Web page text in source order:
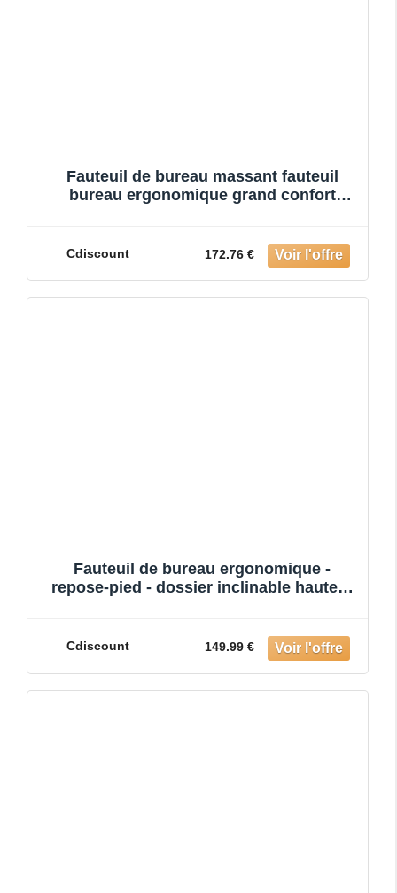
Fauteuil de bureau massant fauteuil
bureau ergonomique grand confort
Cdiscount 172.76 €
Fauteuil de bureau ergonomique -
repose-pied - dossier inclinable hauteur
Cdiscount 149.99 €